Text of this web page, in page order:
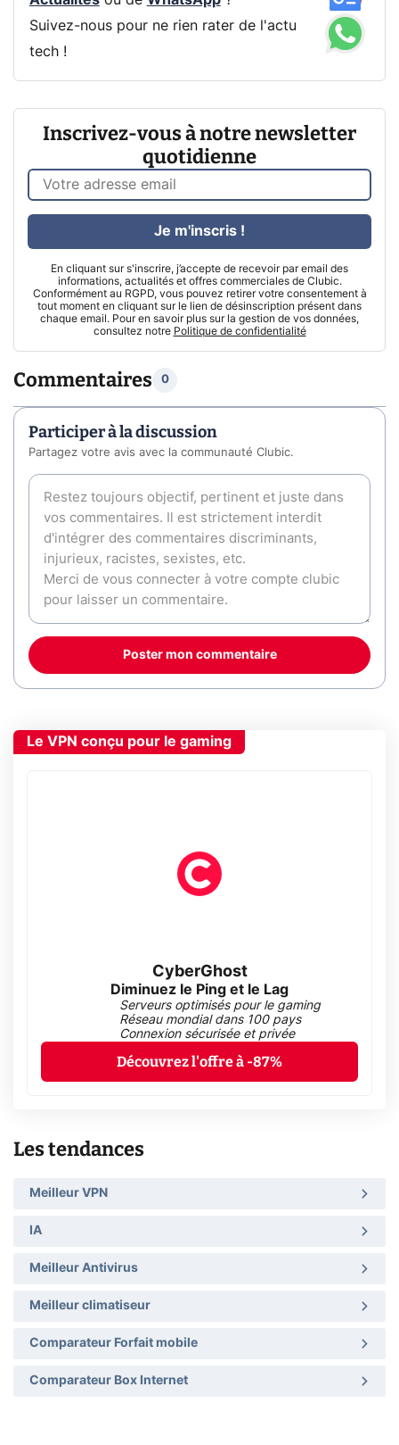
Suivez-nous pour ne rien rater de l'actu
tech !
Inscrivez-vous à notre newsletter
quotidienne
En cliquant sur s'inscrire, j’accepte de recevoir par email des
informations, actualités et offres commerciales de Clubic.
Conformément au RGPD, vous pouvez retirer votre consentement à
tout moment en cliquant sur le lien de désinscription présent dans
chaque email. Pour en savoir plus sur la gestion de vos données,
consultez notre Politique de confidentialité
Je m'inscris !
Commentaires 0
Participer à la discussion
Partagez votre avis avec la communauté Clubic.
Poster mon commentaire
Le VPN conçu pour le gaming
CyberGhost
Diminuez le Ping et le Lag
Serveurs optimisés pour le gaming
Réseau mondial dans 100 pays
Connexion sécurisée et privée
Découvrez l'offre à -87%
Les tendances
Meilleur VPN
IA
Meilleur Antivirus
Meilleur climatiseur
Comparateur Forfait mobile
Comparateur Box Internet